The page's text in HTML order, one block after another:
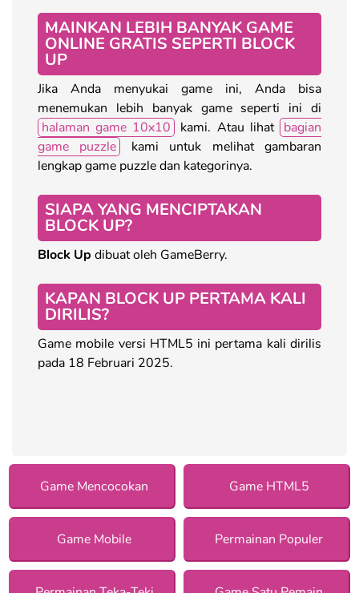
MAINKAN LEBIH BANYAK GAME
ONLINE GRATIS SEPERTI BLOCK
UP
Jika Anda menyukai game ini, Anda bisa
menemukan lebih banyak game seperti ini di
halaman game 10x10
kami. Atau lihat bagian
game puzzle
kami untuk melihat gambaran
lengkap game puzzle dan kategorinya.
SIAPA YANG MENCIPTAKAN
BLOCK UP?
Block Up dibuat oleh GameBerry.
KAPAN BLOCK UP PERTAMA KALI
DIRILIS?
Game mobile versi HTML5 ini pertama kali dirilis
pada 18 Februari 2025.
Game Mencocokan Game HTML5
Game Mobile Permainan Populer